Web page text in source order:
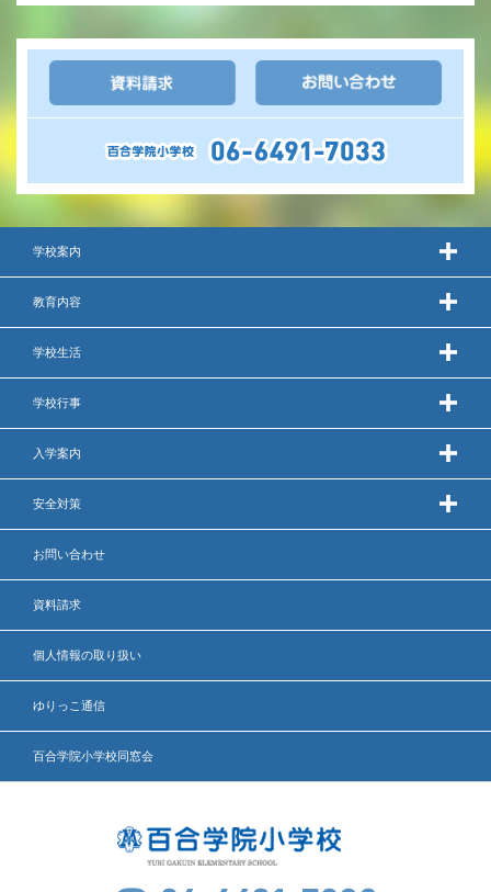
学校案内
教育内容
学校生活
学校行事
入学案内
安全対策
お問い合わせ
資料請求
個人情報の取り扱い
ゆりっこ通信
百合学院小学校同窓会
新入生募集要項
入学金・学費
保護者の声・入試関連よくある質問